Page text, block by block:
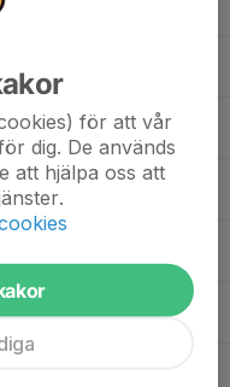
för att vår
dig. De används
att hjälpa oss att